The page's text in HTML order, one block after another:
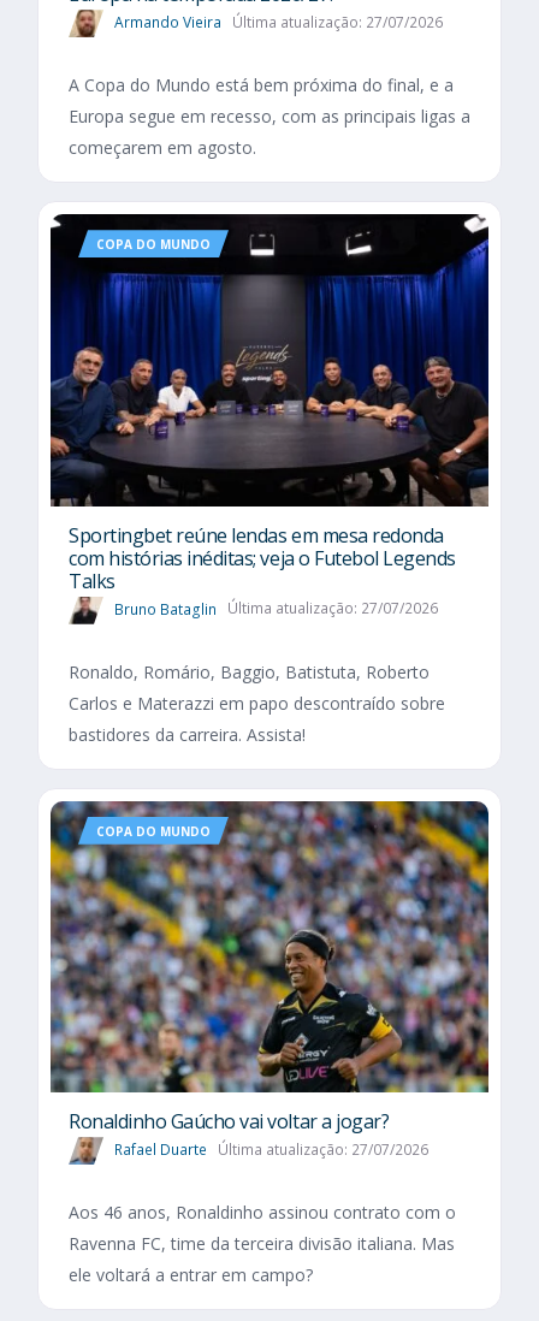
Armando Vieira Última atualização: 27/07/2026
A Copa do Mundo está bem próxima do final, e a
Europa segue em recesso, com as principais ligas a
começarem em agosto.
COPA DO MUNDO
Sportingbet reúne lendas em mesa redonda
com histórias inéditas; veja o Futebol Legends
Talks
Bruno Bataglin Última atualização: 27/07/2026
Ronaldo, Romário, Baggio, Batistuta, Roberto
Carlos e Materazzi em papo descontraído sobre
bastidores da carreira. Assista!
COPA DO MUNDO
Ronaldinho Gaúcho vai voltar a jogar?
Rafael Duarte Última atualização: 27/07/2026
Aos 46 anos, Ronaldinho assinou contrato com o
Ravenna FC, time da terceira divisão italiana. Mas
ele voltará a entrar em campo?